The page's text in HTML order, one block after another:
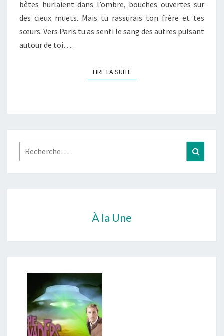
bêtes hurlaient dans l’ombre, bouches ouvertes sur
des cieux muets. Mais tu rassurais ton frère et tes
sœurs. Vers Paris tu as senti le sang des autres pulsant
autour de toi….
LIRE LA SUITELIRE LA SUITE
Rechercher :
À la Une